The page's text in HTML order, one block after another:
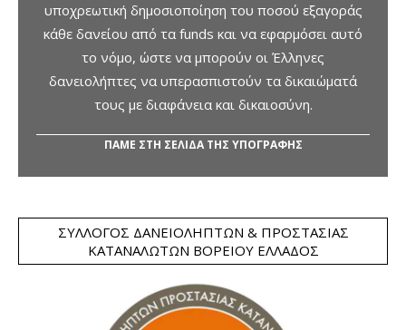
υποχρεωτική δημοσιοποίηση του ποσού εξαγοράς
κάθε δανείου από τα funds και να εφαρμόσει αυτό
το νόμο, ώστε να μπορούν οι Έλληνες
δανειολήπτες να υπερασπιστούν τα δικαιώματά
τους με διαφάνεια και δικαιοσύνη.
ΠΑΜΕ ΣΤΗ ΣΕΛΙΔΑ ΤΗΣ ΥΠΟΓΡΑΦΗΣ
ΣΎΛΛΟΓΟΣ ΔΑΝΕΙΟΛΗΠΤΏΝ & ΠΡΟΣΤΑΣΊΑΣ
ΚΑΤΑΝΑΛΩΤΏΝ ΒΟΡΕΊΟΥ ΕΛΛΆΔΟΣ